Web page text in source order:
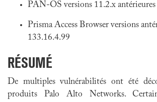
PAN-OS versions 11.2.x antérieures
Prisma Access Browser versions
133.16.4.99
RÉSUMÉ
De multiples vulnérabilités ont été
produits Palo Alto Networks.